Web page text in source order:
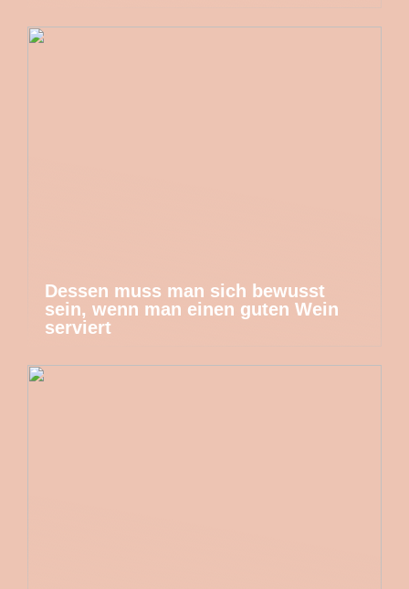
Dessen muss man sich bewusst
sein, wenn man einen guten Wein
serviert